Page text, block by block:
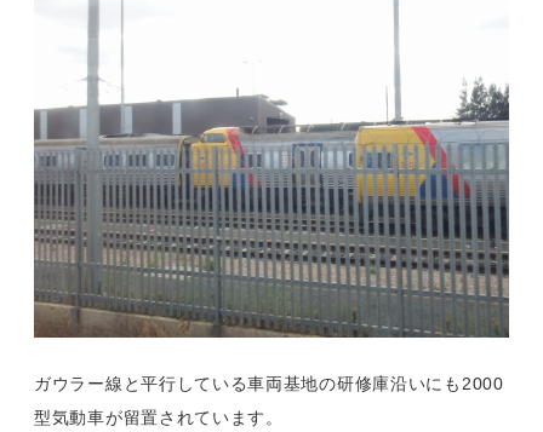
ガウラー線と平行している車両基地の研修庫沿いにも2000
型気動車が留置されています。